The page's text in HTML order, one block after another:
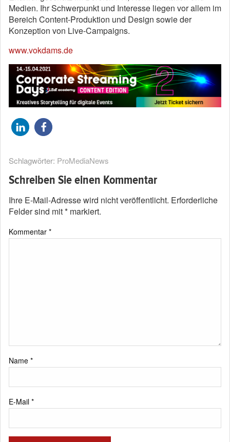
Medien. Ihr Schwerpunkt und Interesse liegen vor allem im
Bereich Content-Produktion und Design sowie der
Konzeption von Live-Campaigns.
www.vokdams.de
Schlagwörter: ProMediaNews
Schreiben Sie einen Kommentar
Ihre E-Mail-Adresse wird nicht veröffentlicht. Erforderliche
Felder sind mit* markiert.
Kommentar *
Name *
E-Mail *